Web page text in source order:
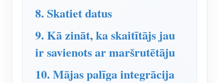
Atlīdzības programma
Par mums
8. Skatiet datus
9. Kā zināt, ka skaitītājs jau
ir savienots ar maršrutētāju
10. Mājas palīga integrācija